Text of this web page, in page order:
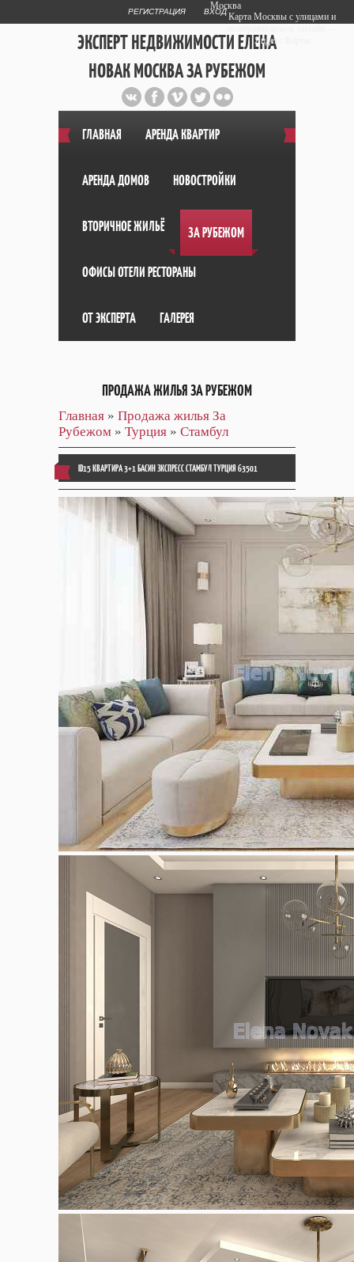
РЕГИСТРАЦИЯ ВХОД
ЭКСПЕРТ НЕДВИЖИМОСТИ ЕЛЕНА
НОВАК МОСКВА ЗА РУБЕЖОМ
Публичный сайт эксперта автора
web дизайнера+7 903 708 1884
ГЛАВНАЯ АРЕНДА КВАРТИР
АРЕНДА ДОМОВ НОВОСТРОЙКИ
ВТОРИЧНОЕ ЖИЛЬЁ ЗА РУБЕЖОМ
ОФИСЫ ОТЕЛИ РЕСТОРАНЫ
ОТ ЭКСПЕРТА ГАЛЕРЕЯ
ПРОДАЖА ЖИЛЬЯ ЗА РУБЕЖОМ
Главная » Продажа жилья За
Рубежом » Турция » Стамбул
ID15 КВАРТИРА 3+1 БАСИН ЗКСПРЕСС СТАМБУЛ ТУРЦИЯ 63501
Москва
Карта Москвы с улицами и
Яндекс.Карты